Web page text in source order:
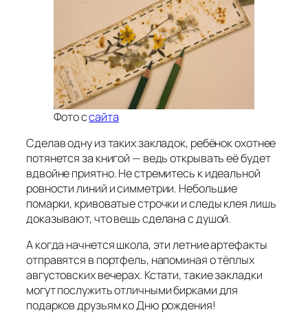
Фото ссайта
Сделав одну из таких закладок, ребёнок охотнее
потянется за книгой — ведь открывать её будет
вдвойне приятно. Не стремитесь к идеальной
ровности линий и симметрии. Небольшие
помарки, кривоватые строчки и следы клея лишь
доказывают, что вещь сделана с душой.
А когда начнется школа, эти летние артефакты
отправятся в портфель, напоминая о тёплых
августовских вечерах. Кстати, такие закладки
могут послужить отличными бирками для
подарков друзьям ко Дню рождения!